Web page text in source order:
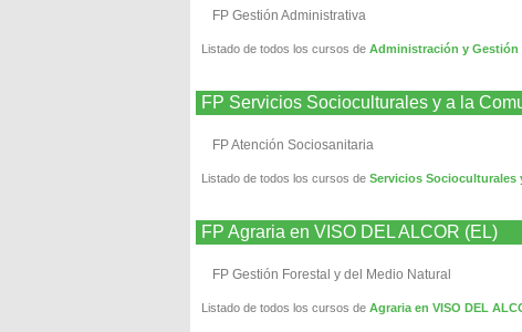
FP Gestión Administrativa
Listado de todos los cursos de Administración y Gestión
FP Servicios Socioculturales y a la
FP Atención Sociosanitaria
Listado de todos los cursos de Servicios Socioculturales
FP Agraria en VISO DEL ALCOR (EL)
FP Gestión Forestal y del Medio Natural
Listado de todos los cursos de Agraria en VISO DEL